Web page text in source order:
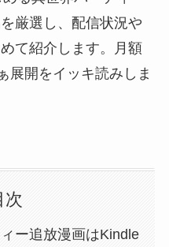
厳選し、配信状況や
て紹介します。月額
展開をイッキ読みしま
次
ー追放漫画はKindle